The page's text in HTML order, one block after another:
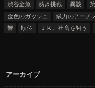
渋谷金魚
熱き挑戦 異骸
金色のガッシュ
錻力のアーチ
響
順位 ＪＫ、社畜を飼う
アーカイブ